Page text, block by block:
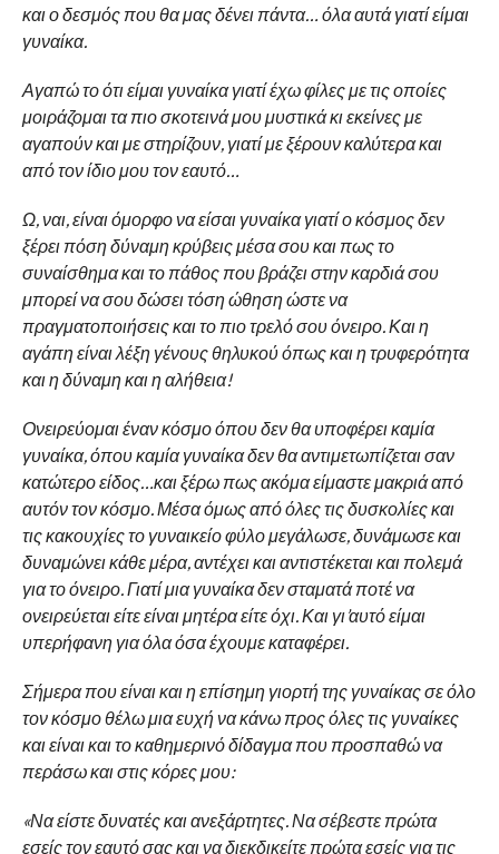
και ο δεσμός που θα μας δένει πάντα… όλα αυτά γιατί είμαι
γυναίκα.
Αγαπώ το ότι είμαι γυναίκα γιατί έχω φίλες με τις οποίες
μοιράζομαι τα πιο σκοτεινά μου μυστικά κι εκείνες με
αγαπούν και με στηρίζουν, γιατί με ξέρουν καλύτερα και
από τον ίδιο μου τον εαυτό…
Ω, ναι, είναι όμορφο να είσαι γυναίκα γιατί ο κόσμος δεν
ξέρει πόση δύναμη κρύβεις μέσα σου και πως το
συναίσθημα και το πάθος που βράζει στην καρδιά σου
μπορεί να σου δώσει τόση ώθηση ώστε να
πραγματοποιήσεις και το πιο τρελό σου όνειρο. Και η
αγάπη είναι λέξη γένους θηλυκού όπως και η τρυφερότητα
και η δύναμη και η αλήθεια!
Ονειρεύομαι έναν κόσμο όπου δεν θα υποφέρει καμία
γυναίκα, όπου καμία γυναίκα δεν θα αντιμετωπίζεται σαν
κατώτερο είδος…και ξέρω πως ακόμα είμαστε μακριά από
αυτόν τον κόσμο. Μέσα όμως από όλες τις δυσκολίες και
τις κακουχίες το γυναικείο φύλο μεγάλωσε, δυνάμωσε και
δυναμώνει κάθε μέρα, αντέχει και αντιστέκεται και πολεμά
για το όνειρο. Γιατί μια γυναίκα δεν σταματά ποτέ να
ονειρεύεται είτε είναι μητέρα είτε όχι. Και γι’αυτό είμαι
υπερήφανη για όλα όσα έχουμε καταφέρει.
Σήμερα που είναι και η επίσημη γιορτή της γυναίκας σε όλο
τον κόσμο θέλω μια ευχή να κάνω προς όλες τις γυναίκες
και είναι και το καθημερινό δίδαγμα που προσπαθώ να
περάσω και στις κόρες μου:
«Να είστε δυνατές και ανεξάρτητες. Να σέβεστε πρώτα
εσείς τον εαυτό σας και να διεκδικείτε πρώτα εσείς για τις